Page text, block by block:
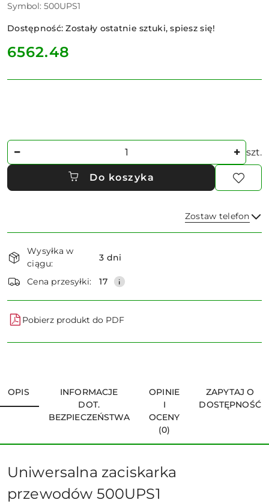
Symbol: 500UPS1
Dostępność:Zostały ostatnie sztuki, spiesz się!
cena:
6562.48
Ilość szt.
Do koszyka
Zostaw telefon
i
dostawa
Wysyłka w
ciągu:
3 dni
Cena przesyłki: 17
Pobierz produkt do PDF
OPIS
INFORMACJE
DOT.
BEZPIECZEŃSTWA
OPINIE
I
OCENY
(0)
ZAPYTAJ O
DOSTĘPNOŚĆ
Uniwersalna zaciskarka
przewodów 500UPS1